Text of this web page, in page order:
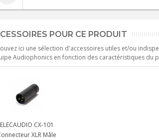
POUR CE PRODUIT
ici une sélection d'accessoires utiles et/ou
Audiophonics en fonction des caractéristiques du
ELECAUDIO CX-101
XLR Mâle